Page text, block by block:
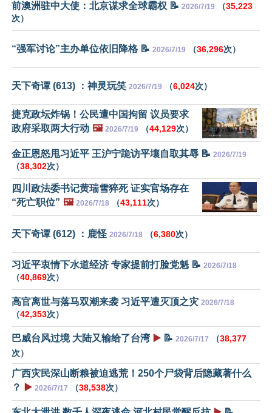
前澳洲驻中大使：北京谋求全球霸权 📝 2026/7/19 （35,223
次）
“强军讨论”主办单位依旧降格 📝 2026/7/19 （36,296次）
天下奇谭 (613) ：神灵玩笑 2026/7/19 （6,024次）
捷克政坛炸锅！公民遭中国拘留 议员要求
政府采取两大行动 🖼️ 2026/7/19 （44,129次）
金正恩怒甩习近平 王沪宁跪访平壤自取其辱 📝 2026/7/19
（38,302次）
四川政法委书记黄瑞雪猝死 证实官场存在
“死亡职位” 🖼️ 2026/7/18 （43,111次）
天下奇谭 (612) ：鹿怪 2026/7/18 （6,380次）
习近平衷情下水道经济 专家提前打脸党魁 📝 2026/7/18
（40,869次）
高官离世与落马双潮来袭 习近平遭灭顶之灾 2026/7/18
（42,353次）
巴威台风过境 大陆又输给了台湾 ▶️ 📝 2026/7/17 （38,377
次）
广西灾民深山断粮被迫逃荒！250个尸袋背后隐藏著什么
？
▶️ 2026/7/17 （38,538次）